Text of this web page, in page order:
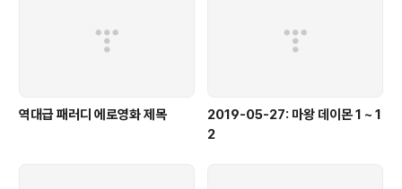
역대급 패러디 에로영화 제목
2019-05-27: 마왕 데이몬 1 ~ 1
2